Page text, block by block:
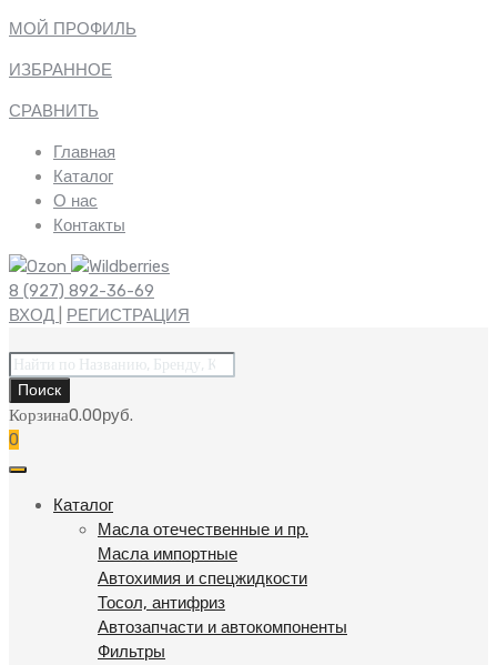
МОЙ ПРОФИЛЬ
ИЗБРАННОЕ
СРАВНИТЬ
Главная
Каталог
О нас
Контакты
8 (927) 892-36-69
ВХОД
РЕГИСТРАЦИЯ
Поиск
товаров
Поиск
Корзина0.00руб.
0
Каталог
Масла отечественные и пр.
Масла импортные
Автохимия и спецжидкости
Тосол, антифриз
Автозапчасти и автокомпоненты
Фильтры